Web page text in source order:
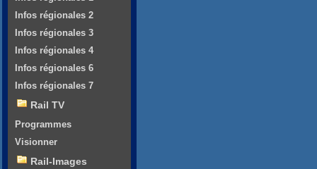
Infos régionales 2
Infos régionales 3
Infos régionales 4
Infos régionales 6
Infos régionales 7
Rail TV
Programmes
Visionner
Rail-Images